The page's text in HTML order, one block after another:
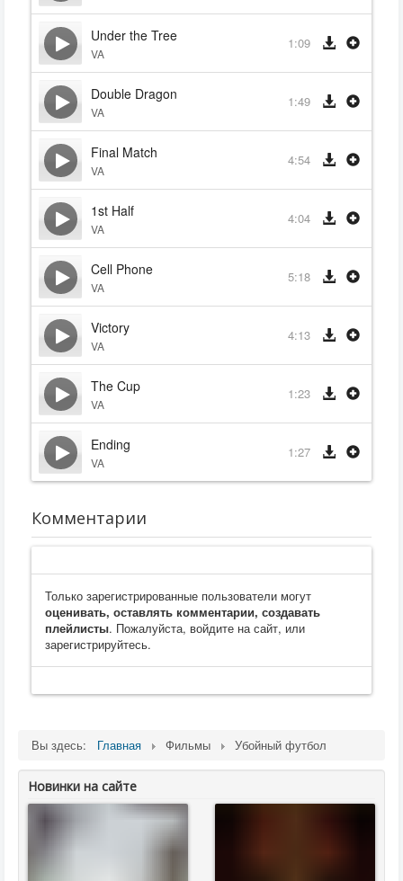
Under the Tree
VA
1:09
Double Dragon
VA
1:49
Final Match
VA
4:54
1st Half
VA
4:04
Cell Phone
VA
5:18
Victory
VA
4:13
The Cup
VA
1:23
Ending
VA
1:27
Комментарии
Только зарегистрированные пользователи могут
оценивать, оставлять комментарии, создавать
плейлисты. Пожалуйста, войдите на сайт, или
зарегистрируйтесь.
Вы здесь: Главная Фильмы Убойный футбол
Новинки на сайте